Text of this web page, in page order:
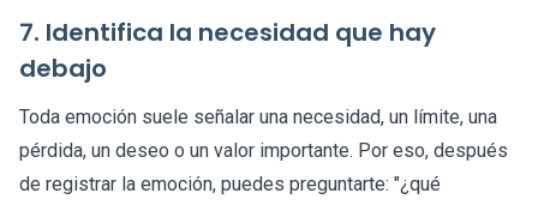
7. Identifica la necesidad que hay
debajo
Toda emoción suele señalar una necesidad, un límite, una
pérdida, un deseo o un valor importante. Por eso, después
de registrar la emoción, puedes preguntarte: "¿qué